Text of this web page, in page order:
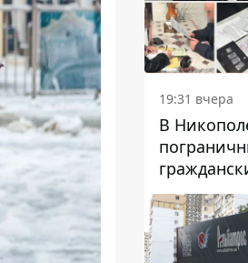
19:31 вчера
В